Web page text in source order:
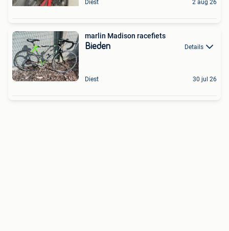
Diest 2 aug 26
marlin Madison racefiets
Bieden Details
Diest 30 jul 26